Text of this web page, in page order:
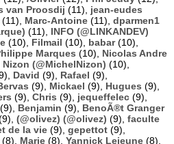
van Proosdij (11), jean-eudes
(11), Marc-Antoine (11), dparmen1
(11), INFO (@LINKANDEV)
(10), Filmail (10), babar(10),
Marques (10), Nicolas Andre
Nizon (@MichelNizon) (10),
David (9), Rafael (9),
(9), Mickael (9), Hugues (9),
(9), Chris (9), jequeffelec (9),
(9), Benjamin (9), BenoÃ®t Granger
(@olivez) (@olivez) (9), faculte
de la vie (9), gepettot (9),
(8), Marie (8), Yannick Lejeune (8),